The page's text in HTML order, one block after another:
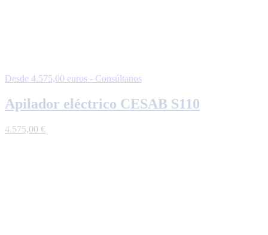
Desde 4.575,00 euros - Consúltanos
Apilador eléctrico CESAB S110
4.575,00 €